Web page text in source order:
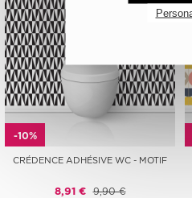
-10%
CRÉDENCE ADHÉSIVE WC - MOTIF
8,91 € 9,90 €